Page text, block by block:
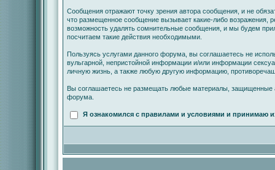
Сообщения отражают точку зрения автора сообщения, и не
что размещенное сообщение вызывает какие-либо возражения,
возможность удалять сомнительные сообщения, и мы будем
посчитаем такие действия необходимыми.
Пользуясь услугами данного форума, вы соглашаетесь не
вульгарной, непристойной информации и/или информации
личную жизнь, а также любую другую информацию,
Вы соглашаетесь не размещать любые материалы, защищенные
форума.
Я ознакомился с правилами и условиями и принимаю